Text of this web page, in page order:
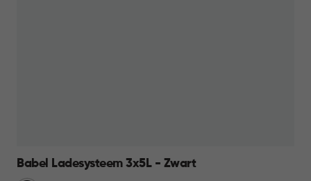
Babel Ladesysteem 3x5L - Zwart